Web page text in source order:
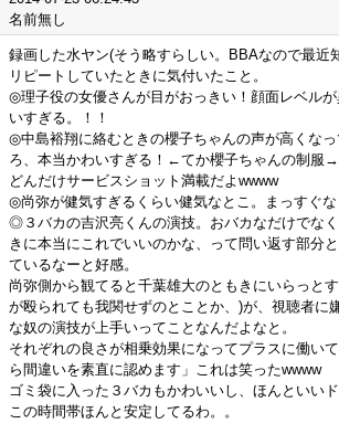
名前無し
録画した水ヤン(そう略すらしい。BBAなので最近
リピートしていたときに気付いたこと。
◎理子役の女優さんが目がおっきい！顔面レベル
いすぎる。！！
◎中島裕翔に絡むときの櫻子ちゃんの声が高くな
ろ、本当かわいすぎる！←てか櫻子ちゃんの制服
どんだけサービスショット満載だよwwww
◎尚弥が健気すぎるくらい健気なとこ。まっすぐな
◎３バカの吉沢亮くんの演技。おバカなだけでな
きに本当にこれでいいのかな、って問い返す部分
ているなーと好感。
尚弥側から観てると千葉雄大のともきにいらっと
が殴られても我関せずのとことか、)が、視聴者に
な奴の演技が上手いってことなんだよなと。
それぞれの良さが相乗効果になってプラスに働い
ら間違いを素直に認めます」これは笑ったwwww
ゴミ袋に入った３バカもかわいいし、ほんといい
この時間帯ほんと安定してるわ。。